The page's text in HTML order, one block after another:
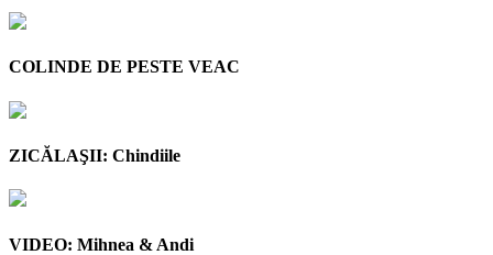
COLINDE DE PESTE VEAC
ZICĂLAŞII: Chindiile
VIDEO: Mihnea & Andi